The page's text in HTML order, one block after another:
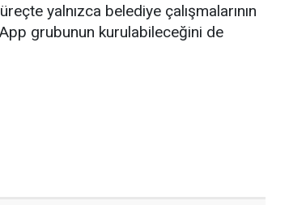
yalnızca belediye çalışmalarının
grubunun kurulabileceğini de